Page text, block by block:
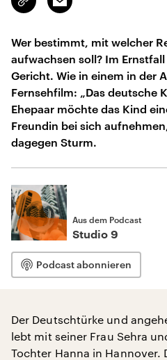
kopieren/teilen
Wer bestimmt, mit welcher
aufwachsen soll? Im
Gericht. Wie in einem in der
Fernsehfilm: „Das deutsche
Ehepaar möchte das Kind
Freundin bei sich
dagegen Sturm.
Aus dem Podcast
Studio 9
Podcast abonnieren
Der Deutschtürke und
lebt mit seiner Frau Sehra
Tochter Hanna in Hannover.